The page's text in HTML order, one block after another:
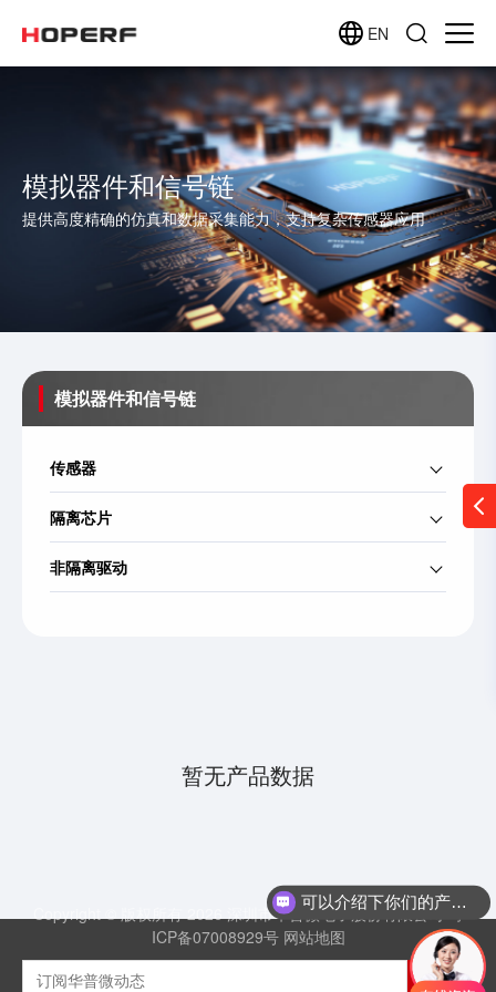
EN
模拟器件和信号链
提供高度精确的仿真和数据采集能力，支持复杂传感器应用
暂无产品数据
模拟器件和信号链
传感器
隔离芯片
非隔离驱动
Copyright © 版权所有 2026 深圳市华普微电子股份有限公司
粤
ICP备07008929号 网站地图
订阅
可以介绍下你们的产品么